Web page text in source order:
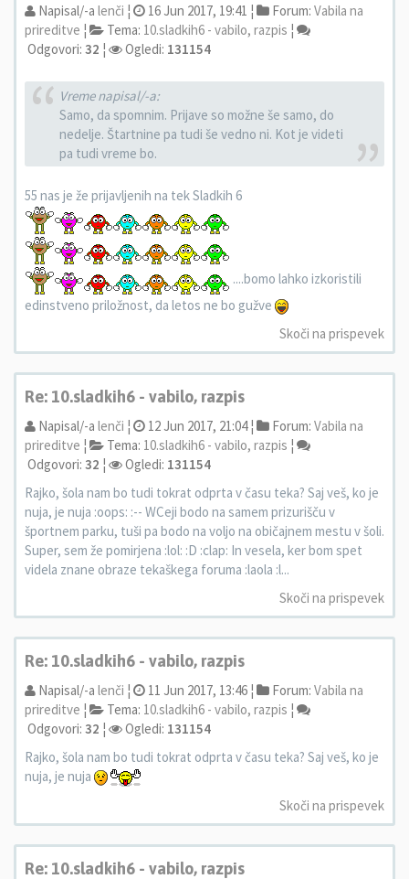
Napisal/-a lenči ¦ 16 Jun 2017, 19:41 ¦ Forum: Vabila na
prireditve ¦ Tema: 10.sladkih6 - vabilo, razpis ¦
Odgovori: 32 ¦ Ogledi: 131154
Vreme napisal/-a:
Samo, da spomnim. Prijave so možne še samo, do
nedelje. Štartnine pa tudi še vedno ni. Kot je videti
pa tudi vreme bo.
55 nas je že prijavljenih na tek Sladkih 6
....bomo lahko izkoristili
edinstveno priložnost, da letos ne bo gužve
Skoči na prispevek
Re: 10.sladkih6 - vabilo, razpis
Napisal/-a lenči ¦ 12 Jun 2017, 21:04 ¦ Forum: Vabila na
prireditve ¦ Tema: 10.sladkih6 - vabilo, razpis ¦
Odgovori: 32 ¦ Ogledi: 131154
Rajko, šola nam bo tudi tokrat odprta v času teka? Saj veš, ko je
nuja, je nuja :oops: :-- WCeji bodo na samem prizurišču v
športnem parku, tuši pa bodo na voljo na običajnem mestu v šoli.
Super, sem že pomirjena :lol: :D :clap: In vesela, ker bom spet
videla znane obraze tekaškega foruma :laola :l...
Skoči na prispevek
Re: 10.sladkih6 - vabilo, razpis
Napisal/-a lenči ¦ 11 Jun 2017, 13:46 ¦ Forum: Vabila na
prireditve ¦ Tema: 10.sladkih6 - vabilo, razpis ¦
Odgovori: 32 ¦ Ogledi: 131154
Rajko, šola nam bo tudi tokrat odprta v času teka? Saj veš, ko je
nuja, je nuja
Skoči na prispevek
Re: 10.sladkih6 - vabilo, razpis